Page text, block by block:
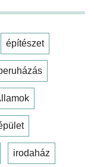
építészet
irodaház